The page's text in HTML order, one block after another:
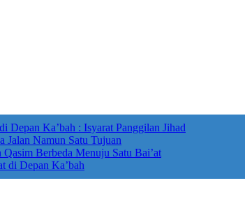
Depan Ka’bah : Isyarat Panggilan Jihad
Jalan Namun Satu Tujuan
Berbeda Menuju Satu Bai’at
di Depan Ka’bah